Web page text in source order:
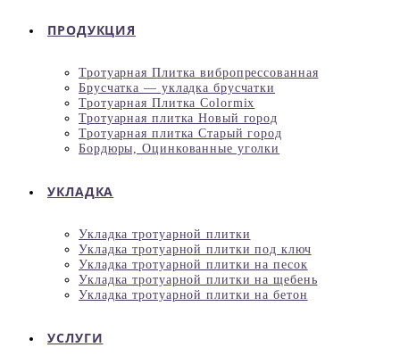
ПРОДУКЦИЯ
Тротуарная Плитка вибропрессованная
Брусчатка — укладка брусчатки
Тротуарная Плитка Colormix
Тротуарная плитка Новый город
Тротуарная плитка Старый город
Бордюры, Оцинкованные уголки
УКЛАДКА
Укладка тротуарной плитки
Укладка тротуарной плитки под ключ
Укладка тротуарной плитки на песок
Укладка тротуарной плитки на щебень
Укладка тротуарной плитки на бетон
УСЛУГИ